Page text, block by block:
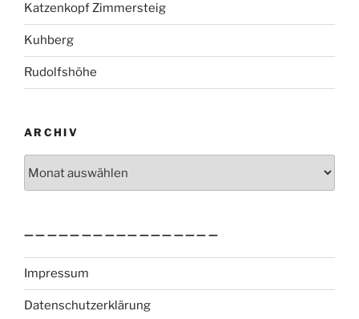
Katzenkopf Zimmersteig
Kuhberg
Rudolfshöhe
ARCHIV
—————————————————
Impressum
Datenschutzerklärung